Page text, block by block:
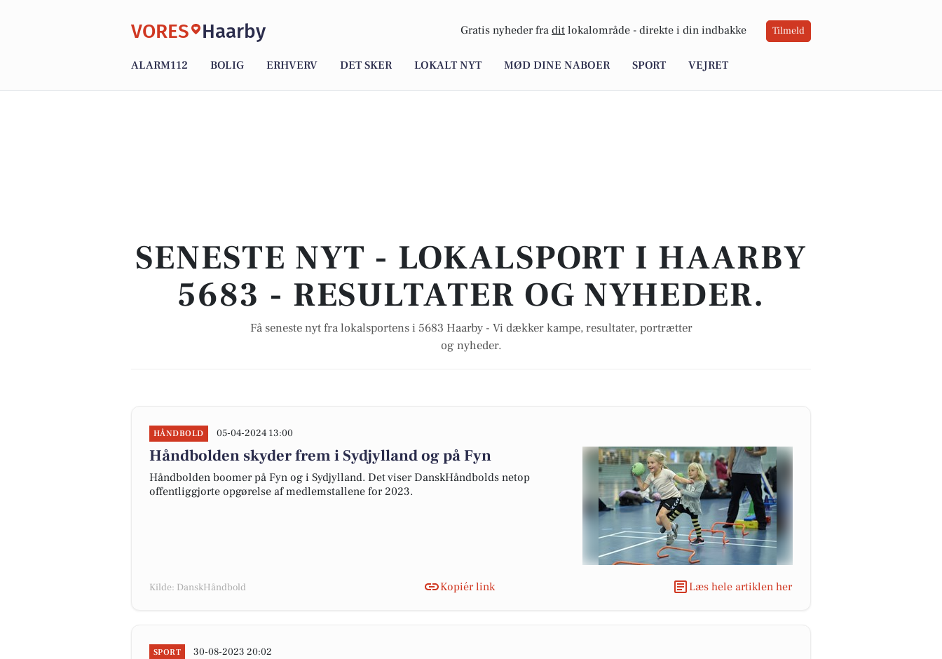
VORES Haarby Gratis nyheder fra dit lokalområde - direkte i din indbakke Tilmeld
ALARM112 BOLIG ERHVERV DET SKER LOKALT NYT MØD DINE NABOER SPORT VEJRET
SENESTE NYT - LOKALSPORT I HAARBY
5683 - RESULTATER OG NYHEDER.
Få seneste nyt fra lokalsportens i 5683 Haarby - Vi dækker kampe, resultater, portrætter
og nyheder.
HÅNDBOLD 05-04-2024 13:00
Håndbolden skyder frem i Sydjylland og på Fyn
Håndbolden boomer på Fyn og i Sydjylland. Det viser DanskHåndbolds netop
offentliggjorte opgørelse af medlemstallene for 2023.
Kilde: DanskHåndbold Kopiér link Læs hele artiklen her
SPORT 30-08-2023 20:02